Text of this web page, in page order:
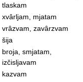
tlaskam
xvârljam, mjatam
vrâzvam, zavârzvam
šija
broja, smjatam,
izčisljavam
kazvam